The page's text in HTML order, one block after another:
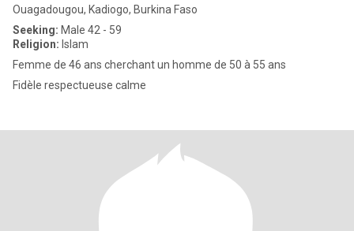
Ouagadougou, Kadiogo, Burkina Faso
Seeking: Male 42 - 59
Religion: Islam
Femme de 46 ans cherchant un homme de 50 à 55 ans
Fidèle respectueuse calme